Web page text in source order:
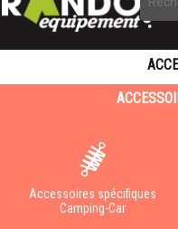
Accessoires spécifiques
Camping-Car